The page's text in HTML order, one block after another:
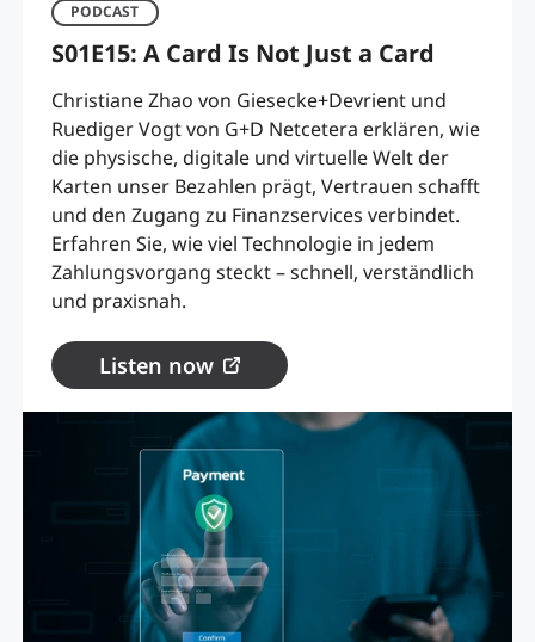
PODCAST
S01E15: A Card Is Not Just a Card
Christiane Zhao von Giesecke+Devrient und
Ruediger Vogt von G+D Netcetera erklären, wie
die physische, digitale und virtuelle Welt der
Karten unser Bezahlen prägt, Vertrauen schafft
und den Zugang zu Finanzservices verbindet.
Erfahren Sie, wie viel Technologie in jedem
Zahlungsvorgang steckt – schnell, verständlich
und praxisnah.
Listen now